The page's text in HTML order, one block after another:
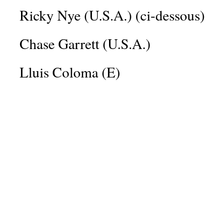
Ricky Nye (U.S.A.) (ci-dessous)
Chase Garrett (U.S.A.)
Lluis Coloma (E)